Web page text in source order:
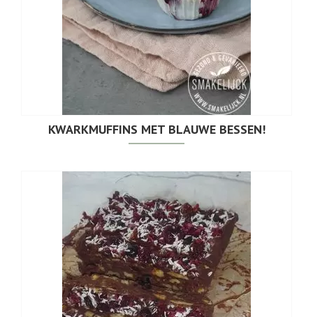
KWARKMUFFINS MET BLAUWE BESSEN!